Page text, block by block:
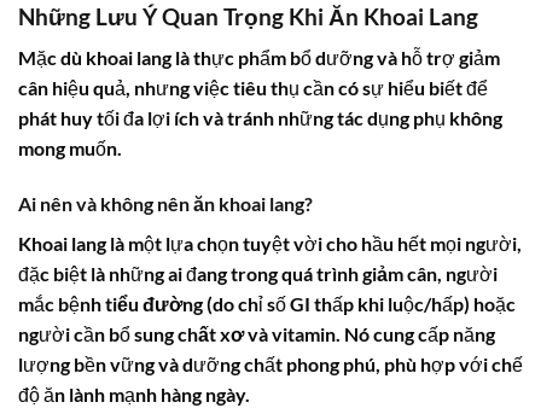
Những Lưu Ý Quan Trọng Khi Ăn Khoai Lang
Mặc dù khoai lang là thực phẩm bổ dưỡng và hỗ trợ giảm
cân hiệu quả, nhưng việc tiêu thụ cần có sự hiểu biết để
phát huy tối đa lợi ích và tránh những tác dụng phụ không
mong muốn.
Ai nên và không nên ăn khoai lang?
Khoai lang là một lựa chọn tuyệt vời cho hầu hết mọi người,
đặc biệt là những ai đang trong quá trìnhgiảm cân, người
mắc bệnhtiểu đường(do chỉ số GI thấp khi luộc/hấp) hoặc
người cần bổ sungchất xơvàvitamin. Nó cung cấp năng
lượng bền vững và dưỡng chất phong phú, phù hợp với chế
độ ăn lành mạnh hàng ngày.